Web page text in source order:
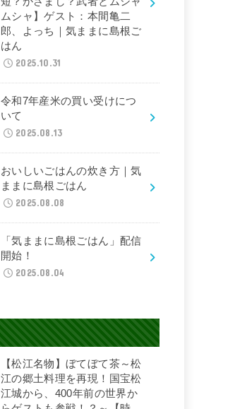
ムシャ】ゲスト：本間亀二
郎、よっち｜気ままに島根ご
はん
2025.10.31
令和7年産米の買い受けにつ
いて
2025.08.13
おいしいごはんの炊き方｜気
ままに島根ごはん
2025.08.08
「気ままに島根ごはん」配信
開始！
2025.08.04
【松江名物】ぼてぼて茶～松
江の郷土料理を再現！国宝松
江城から、400年前の世界か